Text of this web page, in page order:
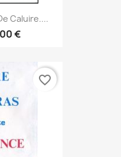
Caluire....
€
favorite_border